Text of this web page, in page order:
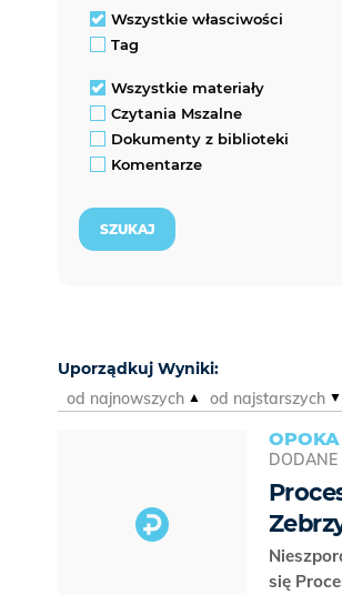
Wszystkie własciwości
Tag
Wszystkie materiały
Czytania Mszalne
Dokumenty z biblioteki
Komentarze
Uporządkuj Wyniki:
od najnowszych
od najstarszych
DODANE
się